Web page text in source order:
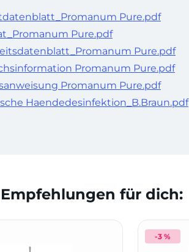
Pure.pdf
Pure.pdf
Pure.pdf
Promanum Pure.pdf
Promanum Pure.pdf
Haendedesinfektion_B.Braun.pdf
für dich:
-3 %